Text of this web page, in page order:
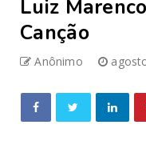
Luiz
Canção
Anônimo